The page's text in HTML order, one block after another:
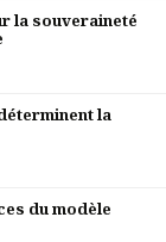
la souveraineté
la
du modèle